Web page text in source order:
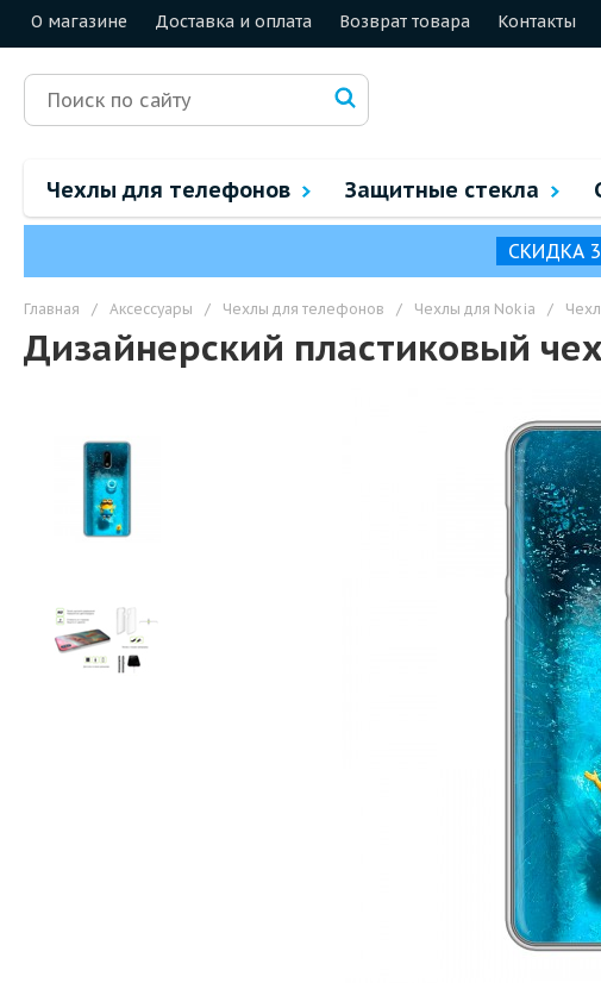
О магазине Доставка и оплата Возврат товара Контакты
Чехлы для телефонов Защитные стекла
СКИДКА
Главная / Аксессуары / Чехлы для телефонов / Чехлы для Nokia /
Дизайнерский пластиковый